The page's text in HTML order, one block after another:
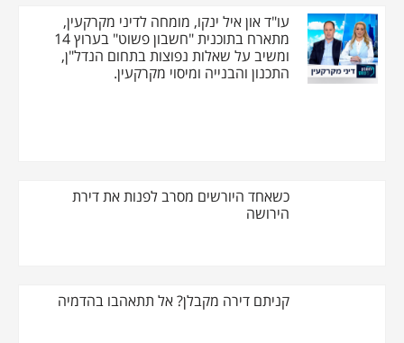
עו"ד און איל ינקו, מומחה לדיני מקרקעין,
מתארח בתוכנית "חשבון פשוט" בערוץ 14
ומשיב על שאלות נפוצות בתחום הנדל"ן,
התכנון והבנייה ומיסוי מקרקעין.
כשאחד היורשים מסרב לפנות את דירת
הירושה
קניתם דירה מקבלן? אל תתאהבו בהדמיה